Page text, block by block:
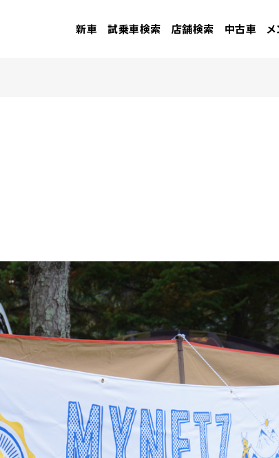
新車 試乗車検索 店舗検索 中古車